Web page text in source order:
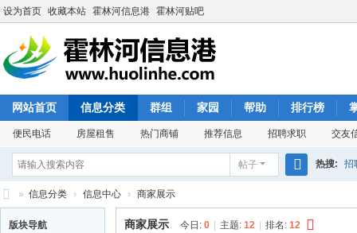
设为首页 收藏本站 霍林河信息港 霍林河贴吧
网站首页 信息分类 群组 家园 帮助 排行榜
便民电话 房屋租售 热门商铺 推荐信息 招聘求职 交友
帖子
索
热搜: 招
霍
» 信息分类 › 信息中心 › 商家展示
版块导航 商家展示 今日: 0 主题: 12 排名: 12